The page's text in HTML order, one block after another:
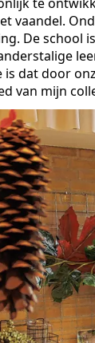
vaandel.
De school
dat door
van mijn